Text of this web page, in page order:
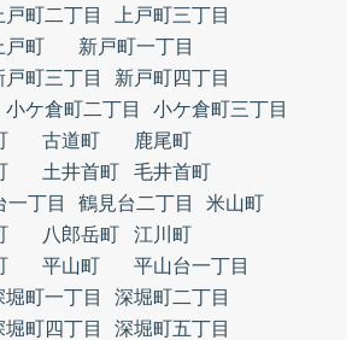
戸町二丁目
上戸町三丁目
戸町
新戸町一丁目
戸町三丁目
新戸町四丁目
小ケ倉町二丁目
小ケ倉町三丁目
古道町
鹿尾町
土井首町
毛井首町
一丁目 鶴見台二丁目
米山町
八郎岳町
江川町
平山町
平山台一丁目
堀町一丁目
深堀町二丁目
堀町四丁目
深堀町五丁目